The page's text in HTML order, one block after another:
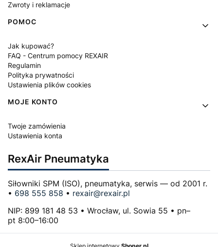
Zwroty i reklamacje
POMOC
Jak kupować?
FAQ - Centrum pomocy REXAIR
Regulamin
Polityka prywatności
Ustawienia plików cookies
MOJE KONTO
Twoje zamówienia
Ustawienia konta
RexAir Pneumatyka
Siłowniki SPM (ISO), pneumatyka, serwis — od 2001 r.
• 698 555 858 • rexair@rexair.pl
NIP: 899 181 48 53 • Wrocław, ul. Sowia 55 • pn–
pt 8:00–16:00